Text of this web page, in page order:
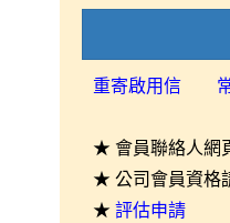
重寄啟用信
★ 會員聯絡人網
★ 公司會員資格
★ 評估申請